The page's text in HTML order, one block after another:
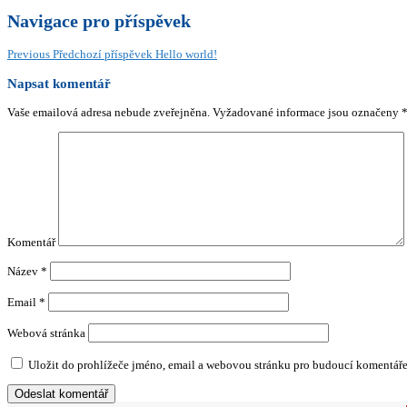
Navigace pro příspěvek
Previous Předchozí příspěvek Hello world!
Napsat komentář
Vaše emailová adresa nebude zveřejněna. Vyžadované informace jsou označeny *
Komentář
Název *
Email *
Webová stránka
Uložit do prohlížeče jméno, email a webovou stránku pro budoucí